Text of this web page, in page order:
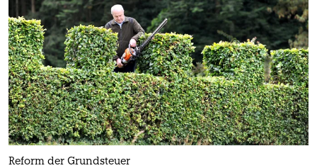
Reform der Grundsteuer